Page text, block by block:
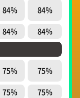
84％
84％
84％
84％
75％
75％
75％
75％